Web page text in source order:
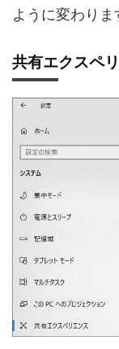
ように変わりま
共有エクスペ